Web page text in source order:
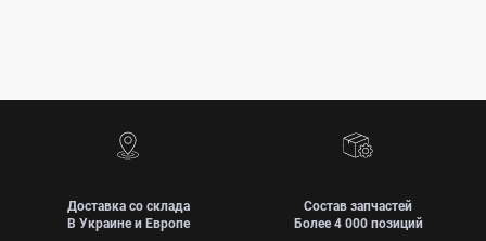
Доставка со склада
В Украине и Европе
Состав запчастей
Более 4 000 позиций